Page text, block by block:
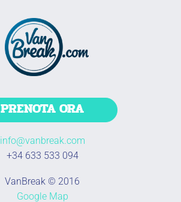
PRENOTA ORA
info@vanbreak.com
+34 633 533 094
VanBreak © 2016
Google Map